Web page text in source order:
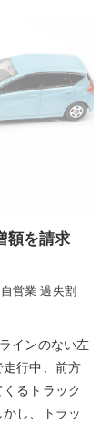
額を請求
営業 過失割
インのない左
行中、前方
るトラック
し、トラッ